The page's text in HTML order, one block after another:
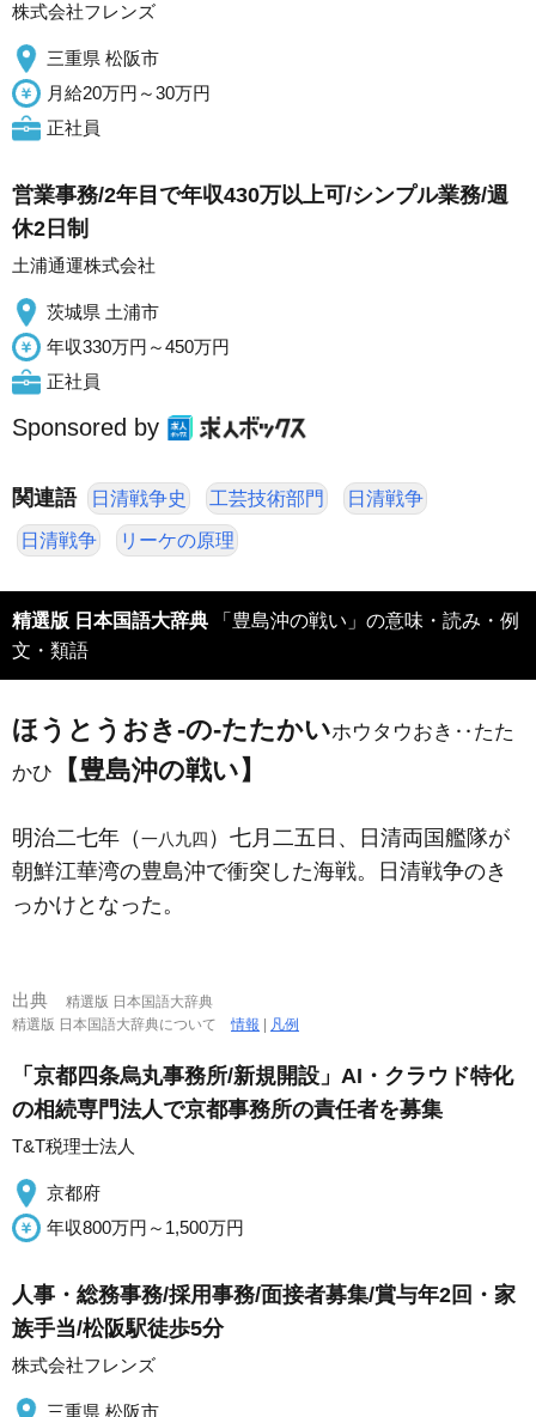
株式会社フレンズ
三重県 松阪市
月給20万円～30万円
正社員
営業事務/2年目で年収430万以上可/シンプル業務/週
休2日制
土浦通運株式会社
茨城県 土浦市
年収330万円～450万円
正社員
Sponsored by
関連語 日清戦争史 工芸技術部門 日清戦争
日清戦争 リーケの原理
精選版 日本国語大辞典 「豊島沖の戦い」の意味・読み・例
文・類語
ほうとうおき‐の‐たたかいホウタウおき‥たた
かひ
【豊島沖の戦い】
明治二七年（一八九四 ）七月二五日、日清両国艦隊が
朝鮮江華湾の豊島沖で衝突した海戦。日清戦争のき
っかけとなった。
出典
精選版 日本国語大辞典
精選版 日本国語大辞典について情報 | 凡例
「京都四条烏丸事務所/新規開設」AI・クラウド特化
の相続専門法人で京都事務所の責任者を募集
T&T税理士法人
京都府
年収800万円～1,500万円
人事・総務事務/採用事務/面接者募集/賞与年2回・家
族手当/松阪駅徒歩5分
株式会社フレンズ
三重県 松阪市